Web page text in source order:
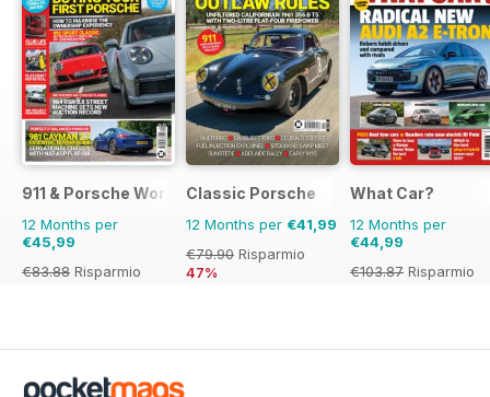
911 & Porsche World
12 Months per
€45,99
€83.88 Risparmio
Classic Porsche
12 Months per €41,99
€79.90 Risparmio
47%
What Car?
12 Months per
€44,99
€103.87 Risparmio